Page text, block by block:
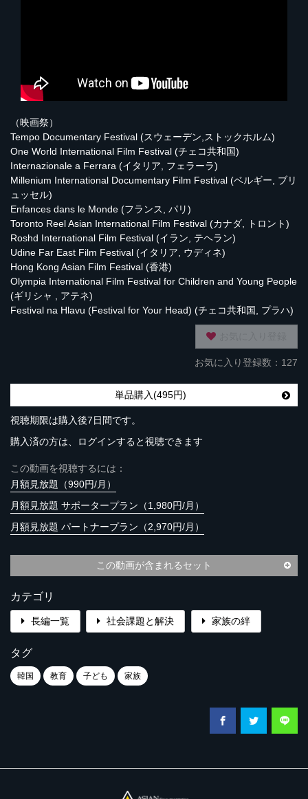
（映画祭）
Tempo Documentary Festival (スウェーデン,ストックホルム)
One World International Film Festival (チェコ共和国)
Internazionale a Ferrara (イタリア, フェラーラ)
Millenium International Documentary Film Festival (ベルギー, ブリ
ュッセル)
Enfances dans le Monde (フランス, パリ)
Toronto Reel Asian International Film Festival (カナダ, トロント)
Roshd International Film Festival (イラン, テヘラン)
Udine Far East Film Festival (イタリア, ウディネ)
Hong Kong Asian Film Festival (香港)
Olympia International Film Festival for Children and Young People
(ギリシャ , アテネ)
Festival na Hlavu (Festival for Your Head) (チェコ共和国, プラハ)
お気に入り登録数：127
単品購入(495円)
視聴期限は購入後7日間です。
購入済の方は、ログインすると視聴できます
この動画を視聴するには：
月額見放題（990円/月）
月額見放題 サポータープラン（1,980円/月）
月額見放題 パートナープラン（2,970円/月）
この動画が含まれるセット
カテゴリ
長編一覧 社会課題と解決 家族の絆
タグ
韓国 教育 子ども 家族